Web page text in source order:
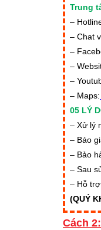
Trung
–
– Chat
–
–
–
– Maps:
05 LÝ
– Xử lý
– Báo
– Bảo
– Sau
– Hỗ
(QUÝ
Cách 2: